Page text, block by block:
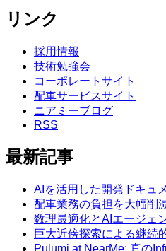
リンク
採用情報
技術勉強会
コーポレートサイト
配車サービスサイト
ニアミーブログ
RSS
最新記事
AIを活用した開発ドキュ
配車業務の負担を大幅削
数理最適化とAIエージェ
巨大近傍探索による継続
Pulumi at NearMe: 真の